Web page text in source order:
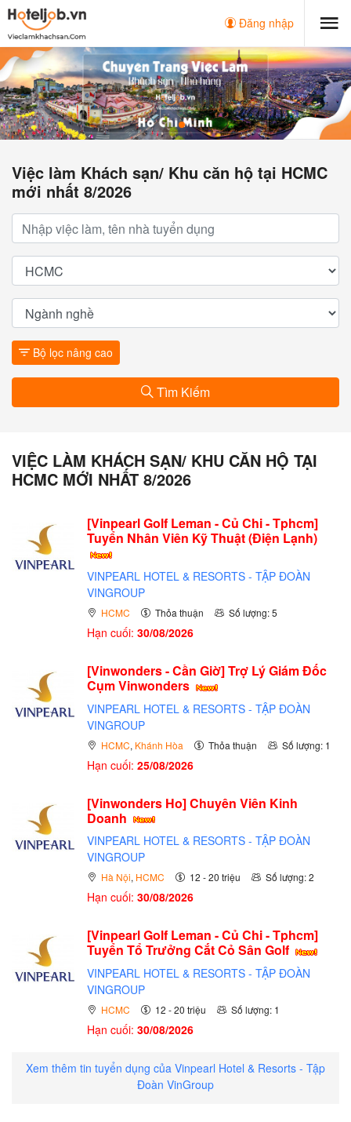
Đăng nhập
Việc làm Khách sạn/ Khu căn hộ tại HCMC
mới nhất 8/2026
Bộ lọc nâng cao
Tìm Kiếm
VIỆC LÀM KHÁCH SẠN/ KHU CĂN HỘ TẠI
HCMC MỚI NHẤT 8/2026
[Vinpearl Golf Leman - Củ Chi - Tphcm]
Tuyển Nhân Viên Kỹ Thuật (Điện Lạnh)
VINPEARL HOTEL & RESORTS - TẬP ĐOÀN
VINGROUP
HCMC Thỏa thuận Số lượng: 5
Hạn cuối: 30/08/2026
[Vinwonders - Cần Giờ] Trợ Lý Giám Đốc
Cụm Vinwonders
VINPEARL HOTEL & RESORTS - TẬP ĐOÀN
VINGROUP
HCMC, Khánh Hòa Thỏa thuận Số lượng: 1
Hạn cuối: 25/08/2026
[Vinwonders Ho] Chuyên Viên Kinh
Doanh
VINPEARL HOTEL & RESORTS - TẬP ĐOÀN
VINGROUP
Hà Nội, HCMC 12 - 20 triệu Số lượng: 2
Hạn cuối: 30/08/2026
[Vinpearl Golf Leman - Củ Chi - Tphcm]
Tuyển Tổ Trưởng Cắt Cỏ Sân Golf
VINPEARL HOTEL & RESORTS - TẬP ĐOÀN
VINGROUP
HCMC 12 - 20 triệu Số lượng: 1
Hạn cuối: 30/08/2026
Xem thêm tin tuyển dụng của Vinpearl Hotel & Resorts - Tập
Đoàn VinGroup